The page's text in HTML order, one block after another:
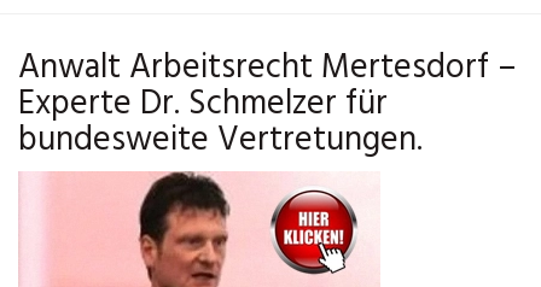
Anwalt Arbeitsrecht Mertesdorf –
Experte Dr. Schmelzer für
bundesweite Vertretungen.